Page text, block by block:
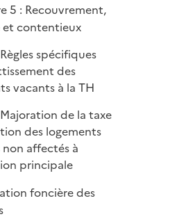
5 : Recouvrement,
contentieux
spécifiques
des
vacants à la TH
de la taxe
des logements
affectés à
principale
foncière des